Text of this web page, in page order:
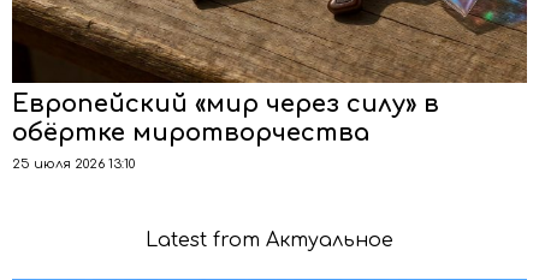
Европейский «мир через силу» в
обёртке миротворчества
25 июля 2026 13:10
Latest from Актуальное